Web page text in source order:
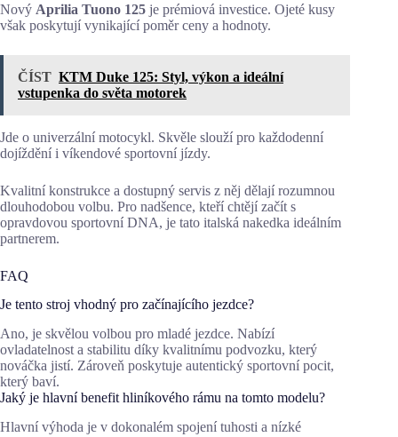
Nový Aprilia Tuono 125 je prémiová investice. Ojeté kusy
však poskytují vynikající poměr ceny a hodnoty.
ČÍST KTM Duke 125: Styl, výkon a ideální
vstupenka do světa motorek
Jde o univerzální motocykl. Skvěle slouží pro každodenní
dojíždění i víkendové sportovní jízdy.
Kvalitní konstrukce a dostupný servis z něj dělají rozumnou
dlouhodobou volbu. Pro nadšence, kteří chtějí začít s
opravdovou sportovní DNA, je tato italská nakedka ideálním
partnerem.
FAQ
Je tento stroj vhodný pro začínajícího jezdce?
Ano, je skvělou volbou pro mladé jezdce. Nabízí
ovladatelnost a stabilitu díky kvalitnímu podvozku, který
nováčka jistí. Zároveň poskytuje autentický sportovní pocit,
který baví.
Jaký je hlavní benefit hliníkového rámu na tomto modelu?
Hlavní výhoda je v dokonalém spojení tuhosti a nízké